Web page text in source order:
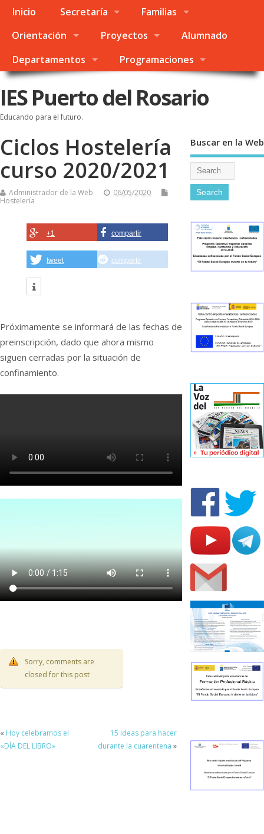
Inicio Secretaría
Familias
Orientación
Proyectos
Alumnado
Departamentos
Programaciones
IES Puerto del Rosario
Educando para el futuro.
Ciclos Hostelería
curso 2020/2021
Administrador de la Web
06/05/2020
Hostelería
+1 compartir
tweet compartir
Próximamente se informará de las fechas de
preinscripción, dado que ahora mismo
siguen cerradas por la situación de
confinamiento.
Sorry, comments are
closed for this post
« Hoy celebramos el
«DÍA DEL LIBRO»
15 ideas para hacer
durante la cuarentena »
Buscar en la Web